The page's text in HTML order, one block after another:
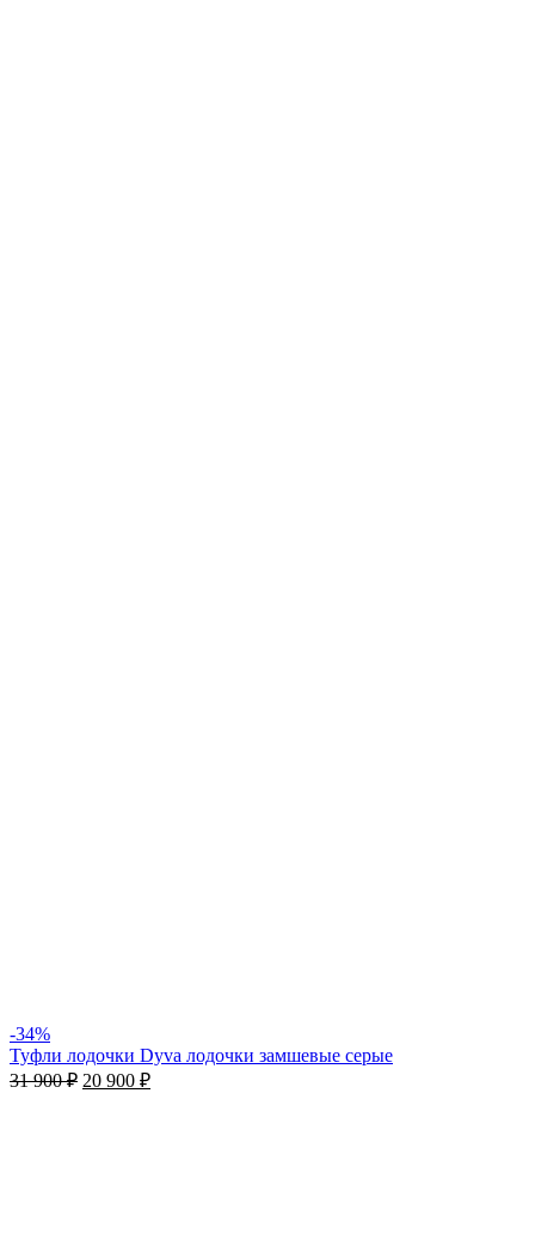
-34%
Туфли лодочки Dyva лодочки замшевые серые
31 900₽ 20 900 ₽